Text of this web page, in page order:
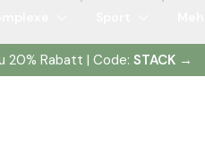
20% Rabatt | Code: STACK →